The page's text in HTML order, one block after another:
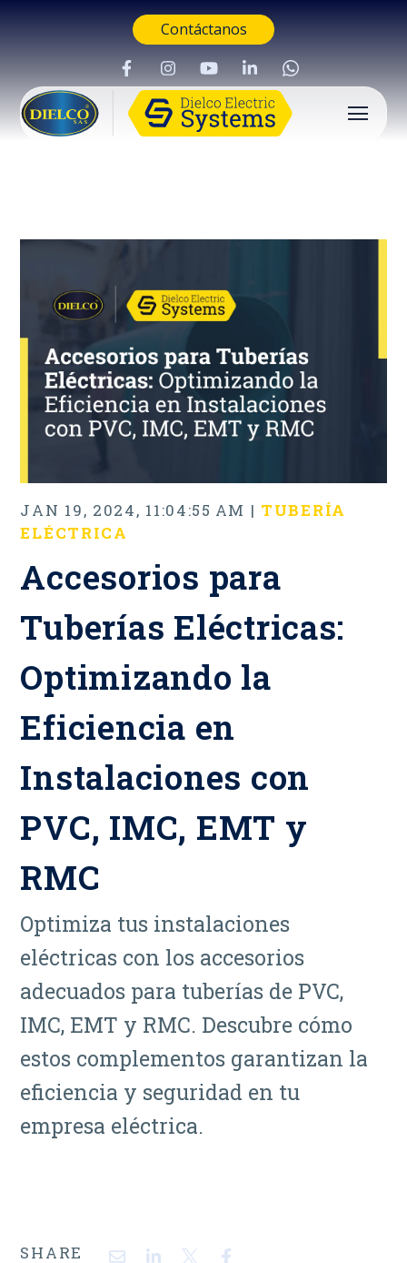
Contáctanos
Buscar
JAN 19, 2024, 11:04:55 AM | TUBERÍA
ELÉCTRICA
Accesorios para
Tuberías Eléctricas:
Optimizando la
Eficiencia en
Instalaciones con
PVC, IMC, EMT y
RMC
Optimiza tus instalaciones
eléctricas con los accesorios
adecuados para tuberías de PVC,
IMC, EMT y RMC. Descubre cómo
estos complementos garantizan la
eficiencia y seguridad en tu
empresa eléctrica.
SHARE